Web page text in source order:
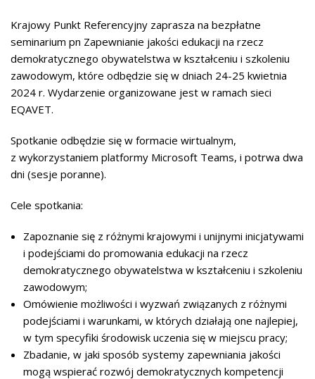
Krajowy Punkt Referencyjny zaprasza na bezpłatne
seminarium pn Zapewnianie jakości edukacji na rzecz
demokratycznego obywatelstwa w kształceniu i szkoleniu
zawodowym, które odbędzie się w dniach 24-25 kwietnia
2024 r. Wydarzenie organizowane jest w ramach sieci
EQAVET.
Spotkanie odbędzie się w formacie wirtualnym,
z wykorzystaniem platformy Microsoft Teams, i potrwa dwa
dni (sesje poranne).
Cele spotkania:
Zapoznanie się z różnymi krajowymi i unijnymi inicjatywami
i podejściami do promowania edukacji na rzecz
demokratycznego obywatelstwa w kształceniu i szkoleniu
zawodowym;
Omówienie możliwości i wyzwań związanych z różnymi
podejściami i warunkami, w których działają one najlepiej,
w tym specyfiki środowisk uczenia się w miejscu pracy;
Zbadanie, w jaki sposób systemy zapewniania jakości
mogą wspierać rozwój demokratycznych kompetencji